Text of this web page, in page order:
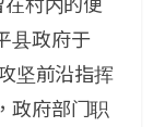
村内的便
县政府于
坚前沿指挥
政府部门职